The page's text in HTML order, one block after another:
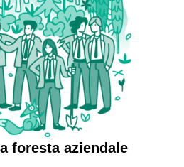
foresta aziendale